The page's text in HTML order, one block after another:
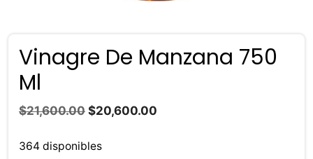
Vinagre De Manzana 750
Ml
$21,600.00 El
original
$20,600.00
364 disponibles